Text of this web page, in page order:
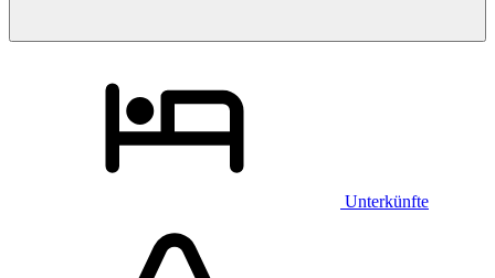
Unterkünfte